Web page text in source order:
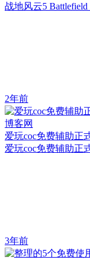
战地风云5
2年前
爱玩coc免费辅助正
爱玩coc免费辅助正
3年前